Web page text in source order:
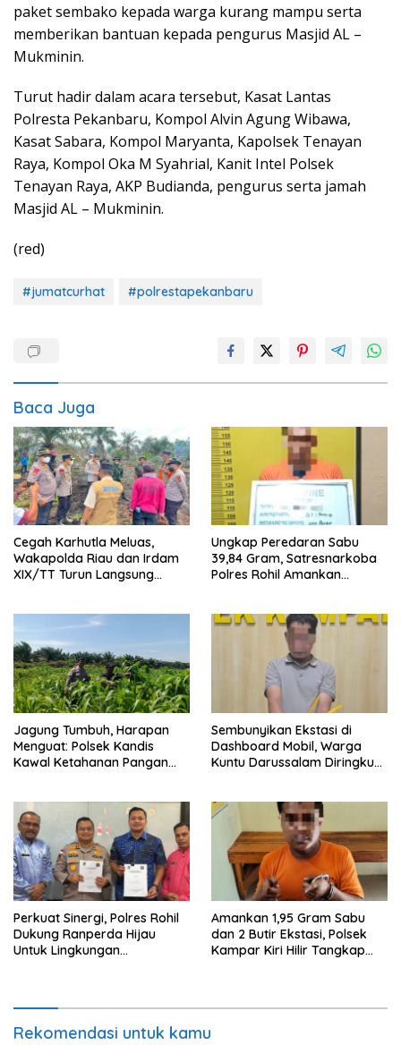
paket sembako kepada warga kurang mampu serta
memberikan bantuan kepada pengurus Masjid AL –
Mukminin.
Turut hadir dalam acara tersebut, Kasat Lantas
Polresta Pekanbaru, Kompol Alvin Agung Wibawa,
Kasat Sabara, Kompol Maryanta, Kapolsek Tenayan
Raya, Kompol Oka M Syahrial, Kanit Intel Polsek
Tenayan Raya, AKP Budianda, pengurus serta jamah
Masjid AL – Mukminin.
(red)
#jumatcurhat #polrestapekanbaru
Baca Juga
Cegah Karhutla Meluas,
Wakapolda Riau dan Irdam
XIX/TT Turun Langsung
Ungkap Peredaran Sabu
39,84 Gram, Satresnarkoba
Polres Rohil Amankan
Jagung Tumbuh, Harapan
Menguat: Polsek Kandis
Kawal Ketahanan Pangan
Sembunyikan Ekstasi di
Dashboard Mobil, Warga
Kuntu Darussalam Diringkus
Perkuat Sinergi, Polres Rohil
Dukung Ranperda Hijau
Untuk Lingkungan
Amankan 1,95 Gram Sabu
dan 2 Butir Ekstasi, Polsek
Kampar Kiri Hilir Tangkap
Rekomendasi untuk kamu